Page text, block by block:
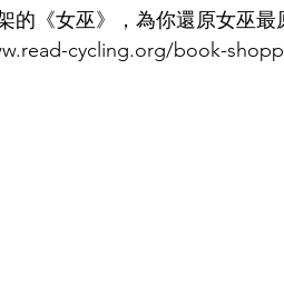
的《女巫》，為你還原女巫最
cycling.org/book-